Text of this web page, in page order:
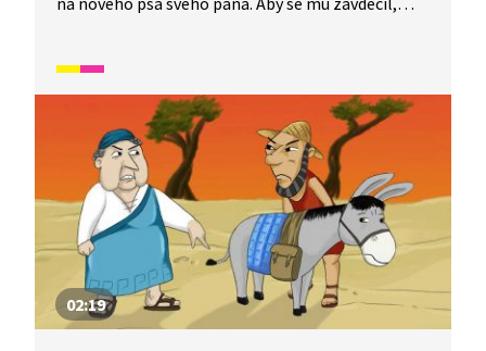
čeká trest. Oslovi tak nezbývá nic jiného než utéct.
02:19